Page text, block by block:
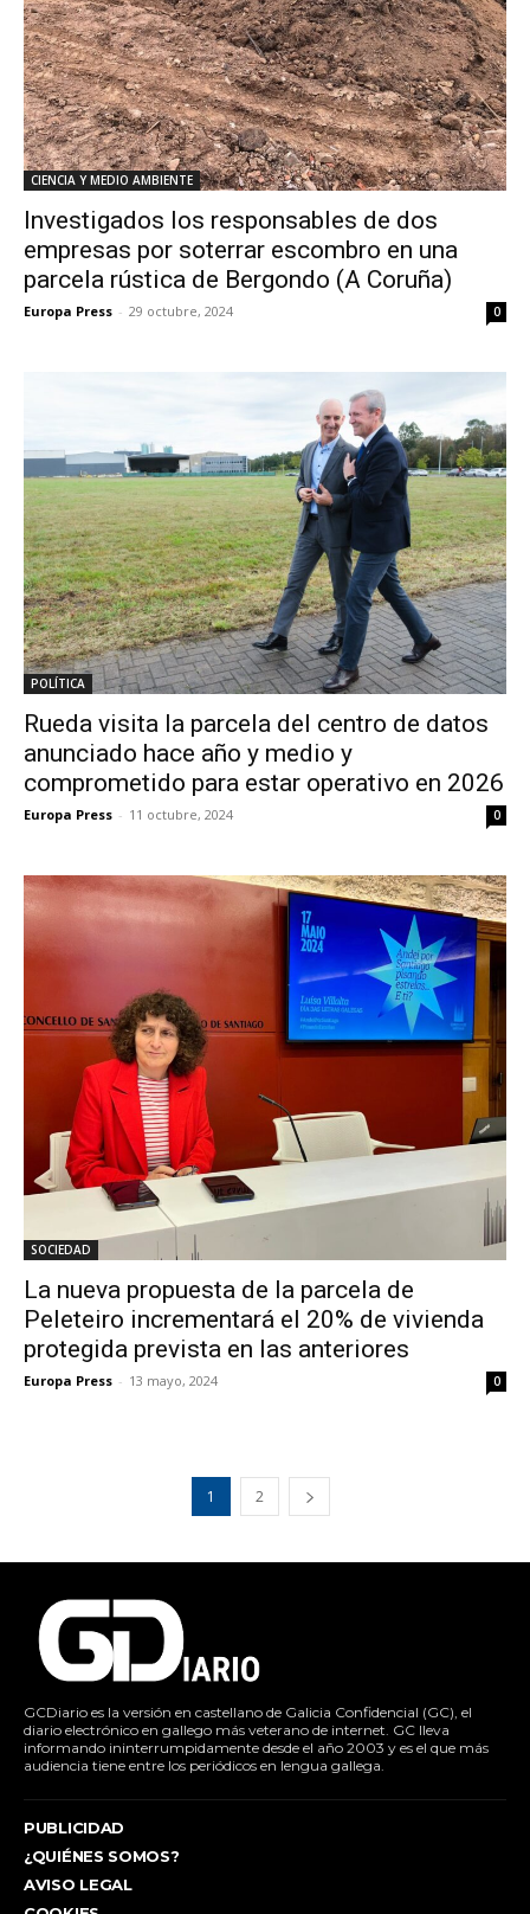
CIENCIA Y MEDIO AMBIENTE
Investigados los responsables de dos
empresas por soterrar escombro en una
parcela rústica de Bergondo (A Coruña)
Europa Press - 29 octubre, 2024 0
POLÍTICA
Rueda visita la parcela del centro de datos
anunciado hace año y medio y
comprometido para estar operativo en 2026
Europa Press - 11 octubre, 2024 0
SOCIEDAD
La nueva propuesta de la parcela de
Peleteiro incrementará el 20% de vivienda
protegida prevista en las anteriores
Europa Press - 13 mayo, 2024 0
1 2
GCDiario es la versión en castellano de Galicia Confidencial (GC), el
diario electrónico en gallego más veterano de internet. GC lleva
informando ininterrumpidamente desde el año 2003 y es el que más
audiencia tiene entre los periódicos en lengua gallega.
PUBLICIDAD
¿QUIÉNES SOMOS?
AVISO LEGAL